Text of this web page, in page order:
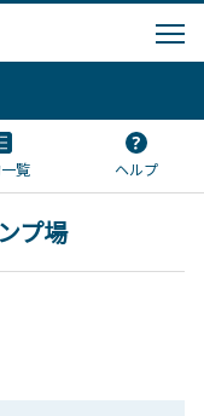
覧 ヘルプ
プ場